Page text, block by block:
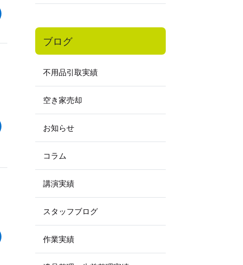
ブログ
不用品引取実績
空き家売却
お知らせ
コラム
講演実績
スタッフブログ
作業実績